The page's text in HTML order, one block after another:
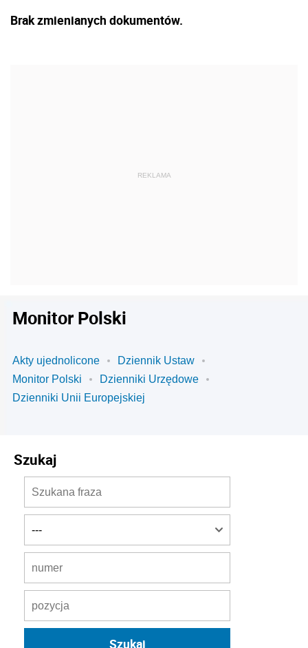
Brak zmienianych dokumentów.
Monitor Polski
Akty ujednolicone
Dziennik Ustaw
Monitor Polski
Dzienniki Urzędowe
Dzienniki Unii Europejskiej
Szukaj